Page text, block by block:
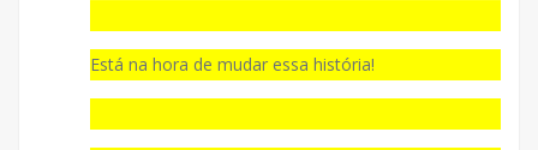
Está na hora de mudar essa história!